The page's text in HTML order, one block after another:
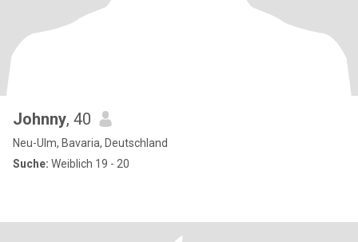
Johnny, 40
Neu-Ulm, Bavaria, Deutschland
Suche: Weiblich 19 - 20